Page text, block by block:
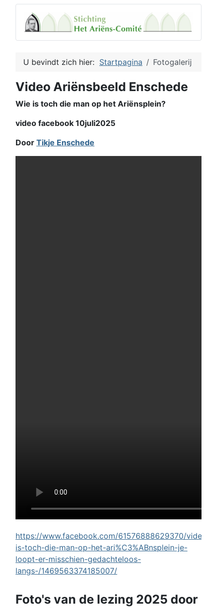
U bevindt zich hier: Startpagina Fotogalerij
Video Ariënsbeeld Enschede
Wie is toch die man op het Ariënsplein?
video facebook 10juli2025
Door Tikje Enschede
https://www.facebook.com/61576888629370/videos/
is-toch-die-man-op-het-ari%C3%ABnsplein-je-
loopt-er-misschien-gedachteloos-
langs-/1469563374185007/
Foto's van de lezing 2025 door